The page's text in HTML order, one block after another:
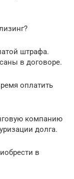
штрафа.
в договоре.
оплатить
компанию
долга.
в